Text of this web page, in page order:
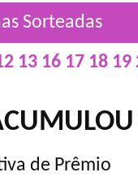
Sorteadas
13 16 17 18 19
de Prêmio